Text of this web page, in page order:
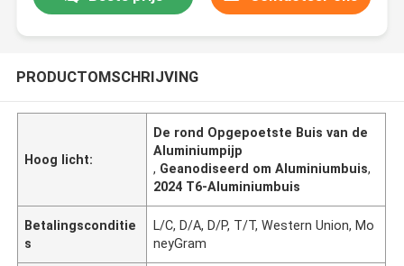
PRODUCTOMSCHRIJVING
Hoog licht:
De rond Opgepoetste Buis van de
Aluminiumpijp
, Geanodiseerd om Aluminiumbuis,
2024 T6-Aluminiumbuis
Betalingsconditie
s
L/C, D/A, D/P, T/T, Western Union, Mo
neyGram